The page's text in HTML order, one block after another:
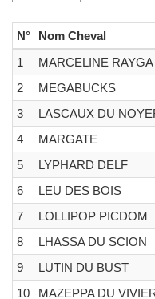
N° Nom Cheval
1
MARCELINE RAYGA
2
MEGABUCKS
3
LASCAUX DU
4
MARGATE
5
LYPHARD DELF
6
LEU DES BOIS
7
LOLLIPOP PICDOM
8
LHASSA DU SCION
9
LUTIN DU BUST
10
MAZEPPA DU